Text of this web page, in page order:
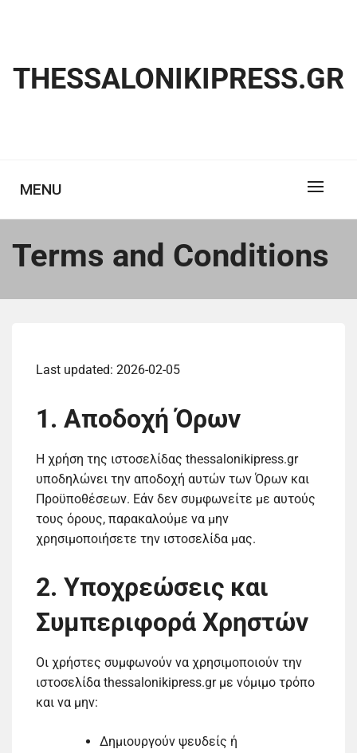
THESSALONIKIPRESS.GR
MENU
Terms and Conditions
Last updated: 2026-02-05
1. Αποδοχή Όρων
Η χρήση της ιστοσελίδας thessalonikipress.gr
υποδηλώνει την αποδοχή αυτών των Όρων και
Προϋποθέσεων. Εάν δεν συμφωνείτε με αυτούς
τους όρους, παρακαλούμε να μην
χρησιμοποιήσετε την ιστοσελίδα μας.
2. Υποχρεώσεις και
Συμπεριφορά Χρηστών
Οι χρήστες συμφωνούν να χρησιμοποιούν την
ιστοσελίδα thessalonikipress.gr με νόμιμο τρόπο
και να μην:
Δημιουργούν ψευδείς ή